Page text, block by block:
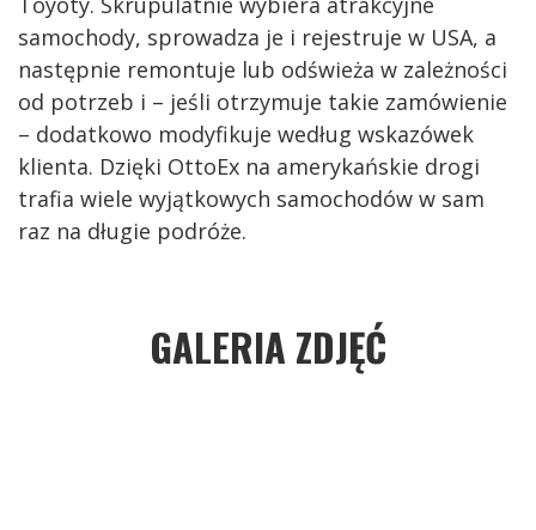
samochody, sprowadza je i rejestruje w USA, a
następnie remontuje lub odświeża w zależności
od potrzeb i – jeśli otrzymuje takie zamówienie
– dodatkowo modyfikuje według wskazówek
klienta. Dzięki OttoEx na amerykańskie drogi
trafia wiele wyjątkowych samochodów w sam
raz na długie podróże.
GALERIA ZDJĘĆ